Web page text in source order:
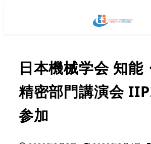
日本機械学会 知能
精密部門講演会
参加